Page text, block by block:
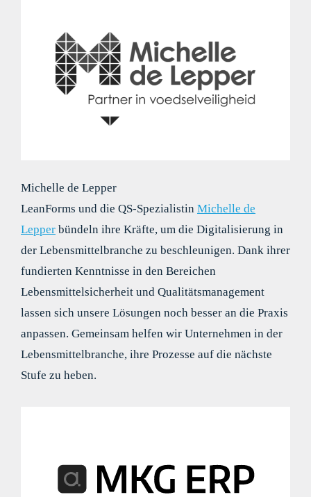
Michelle de Lepper
LeanForms und die QS-Spezialistin Michelle de
Lepper bündeln ihre Kräfte, um die Digitalisierung in
der Lebensmittelbranche zu beschleunigen. Dank ihrer
fundierten Kenntnisse in den Bereichen
Lebensmittelsicherheit und Qualitätsmanagement
lassen sich unsere Lösungen noch besser an die Praxis
anpassen. Gemeinsam helfen wir Unternehmen in der
Lebensmittelbranche, ihre Prozesse auf die nächste
Stufe zu heben.